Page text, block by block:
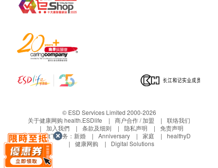
© ESD Services Limited 2000-2026
关于健康网购 health.ESDlife
商户合作 / 加盟
联络我们
加入我們
条款及细则 隐私声明
免责声明
生活易旗下业务： 新婚 Anniversary 家庭
healthyD
健康网购
Digital Solutions